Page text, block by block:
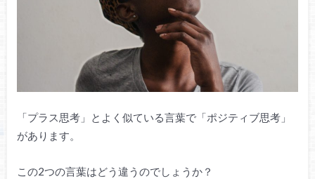
「プラス思考」とよく似ている言葉で「ポジティブ思考」
があります。
この2つの言葉はどう違うのでしょうか？